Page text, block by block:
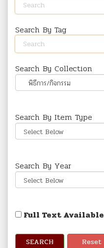
Search By Tag
Search By Collection
Search By Item Type
Search By Year
Full Text Available
SEARCH Reset